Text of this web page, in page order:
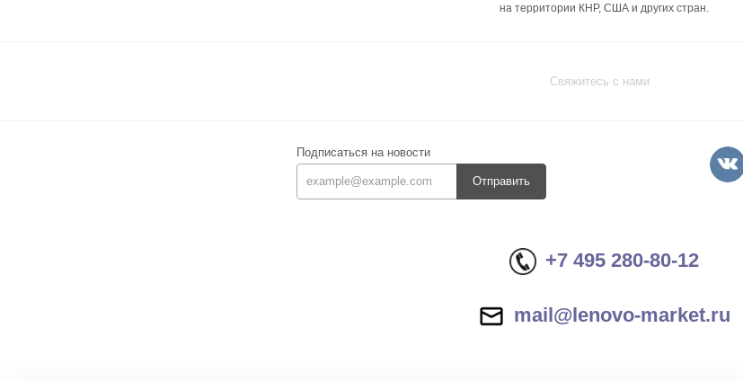
на территории КНР, США и других стран.
Свяжитесь с нами
Подписаться на новости
Отправить
+7 495 280-80-12
mail@lenovo-market.ru